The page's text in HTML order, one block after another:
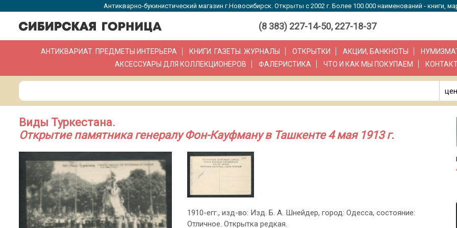
Антикварно-букинистический магазин г.Новосибирск. Открыты с 2002 г. Более 100.000 наименований - книги,
(8 383) 227-14-50, 227-18-37
АНТИКВАРИАТ. ПРЕДМЕТЫ ИНТЕРЬЕРА КНИГИ. ГАЗЕТЫ. ЖУРНАЛЫ ОТКРЫТКИ АКЦИИ, БАНКНОТЫ
АКСЕССУАРЫ ДЛЯ КОЛЛЕКЦИОНЕРОВ
ФАЛЕРИСТИКА ЧТО И КАК МЫ ПОКУПАЕМ
Виды Туркестана.
Открытие памятника генералу Фон-Кауфману в Ташкенте 4 мая 1913 г.
1910-егг., изд-во: Изд. Б. А. Шнейдер, город: Одесса, состояние:
Отличное. Открытка редкая.